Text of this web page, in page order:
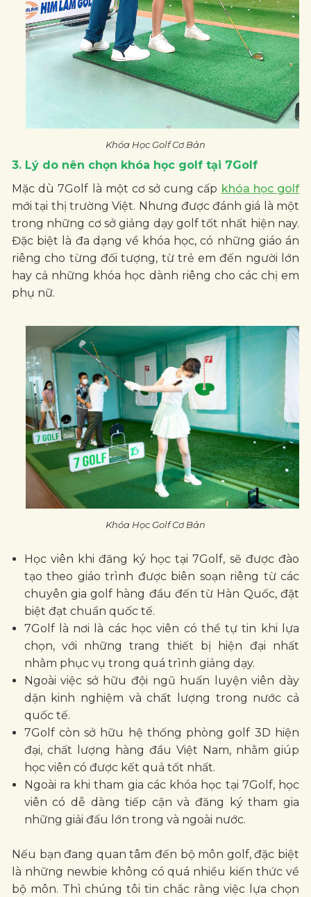
Khóa Học Golf Cơ Bản
3. Lý do nên chọn khóa học golf tại 7Golf
Mặc dù 7Golf là một cơ sở cung cấp khóa học golf
mới tại thị trường Việt. Nhưng được đánh giá là một
trong những cơ sở giảng dạy golf tốt nhất hiện nay.
Đặc biệt là đa dạng về khóa học, có những giáo án
riêng cho từng đối tượng, từ trẻ em đến người lớn
hay cả những khóa học dành riêng cho các chị em
phụ nữ.
Khóa Học Golf Cơ Bản
Học viên khi đăng ký học tại 7Golf, sẽ được đào
tạo theo giáo trình được biên soạn riêng từ các
chuyên gia golf hàng đầu đến từ Hàn Quốc, đặt
biệt đạt chuẩn quốc tế.
7Golf là nơi là các học viên có thể tự tin khi lựa
chọn, với những trang thiết bị hiện đại nhất
nhằm phục vụ trong quá trình giảng dạy.
Ngoài việc sở hữu đội ngũ huấn luyện viên dày
dặn kinh nghiệm và chất lượng trong nước cả
quốc tế.
7Golf còn sở hữu hệ thống phòng golf 3D hiện
đại, chất lượng hàng đầu Việt Nam, nhằm giúp
học viên có được kết quả tốt nhất.
Ngoài ra khi tham gia các khóa học tại 7Golf, học
viên có dễ dàng tiếp cận và đăng ký tham gia
những giải đấu lớn trong và ngoài nước.
Nếu bạn đang quan tâm đến bộ môn golf, đặc biệt
là những newbie không có quá nhiều kiến thức về
bộ môn. Thì chúng tôi tin chắc rằng việc lựa chọn